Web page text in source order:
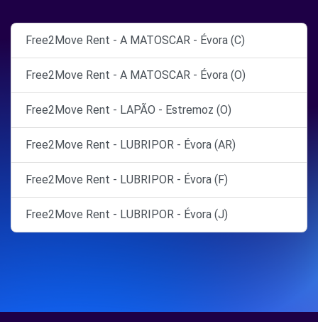
Free2Move Rent - A MATOSCAR - Évora (C)
Free2Move Rent - A MATOSCAR - Évora (O)
Free2Move Rent - LAPÃO - Estremoz (O)
Free2Move Rent - LUBRIPOR - Évora (AR)
Free2Move Rent - LUBRIPOR - Évora (F)
Free2Move Rent - LUBRIPOR - Évora (J)